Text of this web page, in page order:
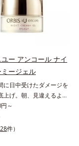
シュ除く）*2 オルビス
アシリーズの保湿力*3
たお手入れのこと*4 う
エルレア果汁、ノバラエ
うるおいを与えハリと透
た肌へ導く保湿成分*9
グサ抽出液、スイカズラ
＝角層のすみずみまで水
保ち、ハリ・ツヤを与え
*10 気持ちのこと各商品
報は商品ページをご覧く
・ニキビ予防など“今”の
え、“未来”を見据えて好
なるハリ・ツヤへもアプ
士をなじみやすくする
の機能を3ステップに集
シンプルなお手入れで、
のある好印象な清潔透明
ます。*1 うるおいによ
ある肌*2 男性の顔画像
象評価において、基準画
ー アンコール ナイ
ミージェル
に日中受けたダメージを
上げ。朝、見違えるよう
。諦めかけていたハリ不
い低下に先端科学ケア
ローチするエイジングケ
～
件）